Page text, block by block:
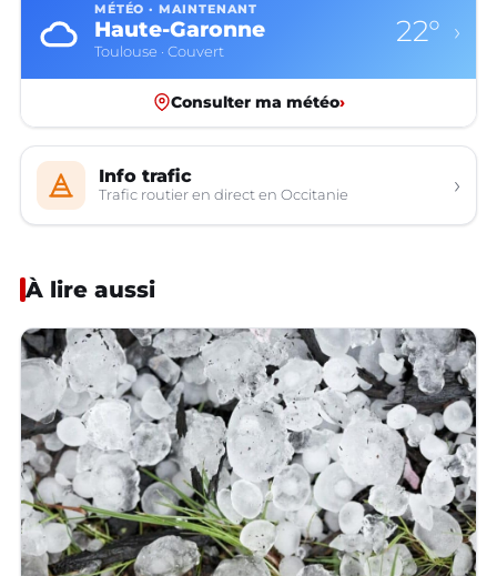
MÉTÉO · MAINTENANT
Haute-Garonne
Toulouse · Couvert
22° ›
Consulter ma météo›
Info trafic
Trafic routier en direct en Occitanie ›
À lire aussi